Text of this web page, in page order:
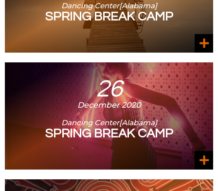
Dancing Center[Alabama]
SPRING BREAK CAMP
26
December 2020
Dancing Center[Alabama]
SPRING BREAK CAMP